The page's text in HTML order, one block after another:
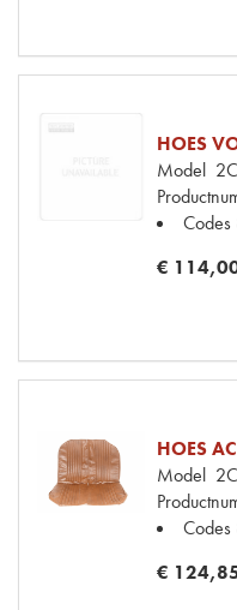
HOES
Model
Codes
€
HOES
Model
Codes
€